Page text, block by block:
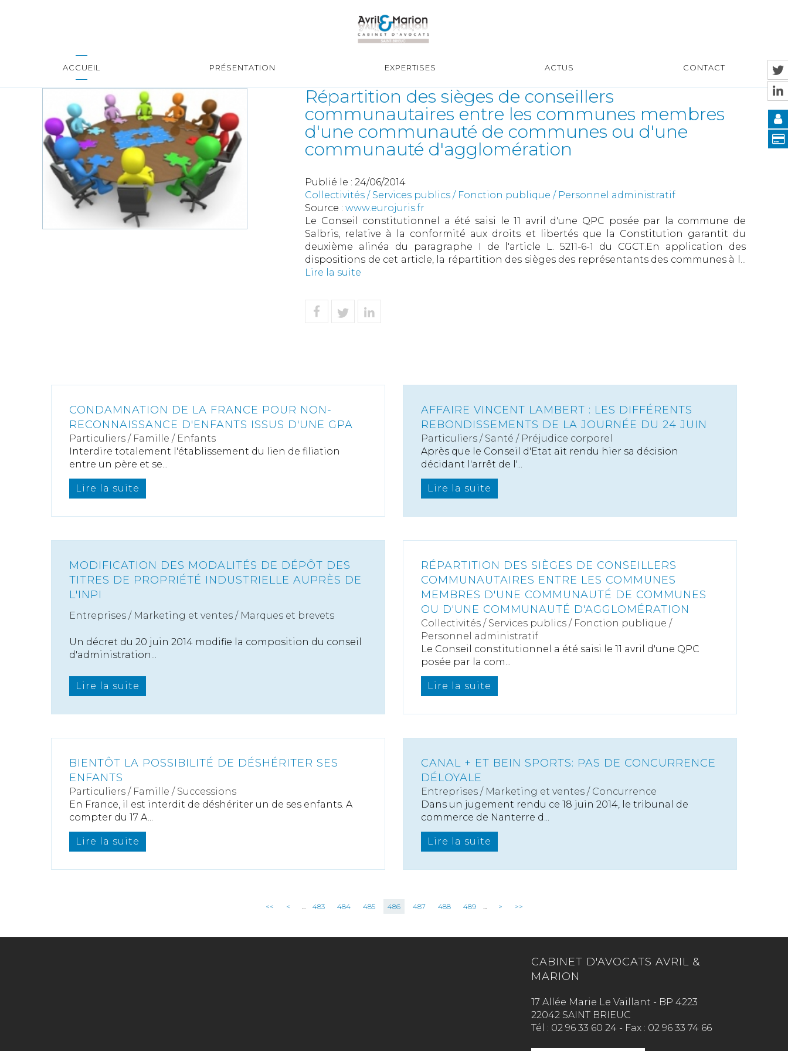
ACCUEIL PRÉSENTATION EXPERTISES ACTUS CONTACT
Répartition des sièges de conseillers
communautaires entre les communes membres
d'une communauté de communes ou d'une
communauté d'agglomération
Publié le : 24/06/2014
Collectivités / Services publics / Fonction publique / Personnel administratif
Source : www.eurojuris.fr
Le Conseil constitutionnel a été saisi le 11 avril d'une QPC posée par la commune de
Salbris, relative à la conformité aux droits et libertés que la Constitution garantit du
deuxième alinéa du paragraphe I de l'article L. 5211-6-1 du CGCT.En application des
dispositions de cet article, la répartition des sièges des représentants des communes à l...
Lire la suite
CONDAMNATION DE LA FRANCE POUR NON-
RECONNAISSANCE D'ENFANTS ISSUS D'UNE GPA
Particuliers / Famille / Enfants
Interdire totalement l'établissement du lien de filiation
entre un père et se...
Lire la suite
AFFAIRE VINCENT LAMBERT : LES DIFFÉRENTS
REBONDISSEMENTS DE LA JOURNÉE DU 24 JUIN
Particuliers / Santé / Préjudice corporel
Après que le Conseil d'Etat ait rendu hier sa décision
décidant l'arrêt de l'...
Lire la suite
MODIFICATION DES MODALITÉS DE DÉPÔT DES
TITRES DE PROPRIÉTÉ INDUSTRIELLE AUPRÈS DE
L'INPI
Entreprises / Marketing et ventes / Marques et brevets
Un décret du 20 juin 2014 modifie la composition du conseil
d'administration...
Lire la suite
RÉPARTITION DES SIÈGES DE CONSEILLERS
COMMUNAUTAIRES ENTRE LES COMMUNES
MEMBRES D'UNE COMMUNAUTÉ DE COMMUNES
OU D'UNE COMMUNAUTÉ D'AGGLOMÉRATION
Collectivités / Services publics / Fonction publique /
Personnel administratif
Le Conseil constitutionnel a été saisi le 11 avril d'une QPC
posée par la com...
Lire la suite
BIENTÔT LA POSSIBILITÉ DE DÉSHÉRITER SES
ENFANTS
Particuliers / Famille / Successions
En France, il est interdit de déshériter un de ses enfants. A
compter du 17 A...
Lire la suite
CANAL + ET BEIN SPORTS: PAS DE CONCURRENCE
DÉLOYALE
Entreprises / Marketing et ventes / Concurrence
Dans un jugement rendu ce 18 juin 2014, le tribunal de
commerce de Nanterre d...
Lire la suite
<< < ... 483 484 485 486 487 488 489 ... > >>
CABINET D'AVOCATS AVRIL &
MARION
17 Allée Marie Le Vaillant - BP 4223
22042 SAINT BRIEUC
Tél : 02 96 33 60 24 - Fax : 02 96 33 74 66